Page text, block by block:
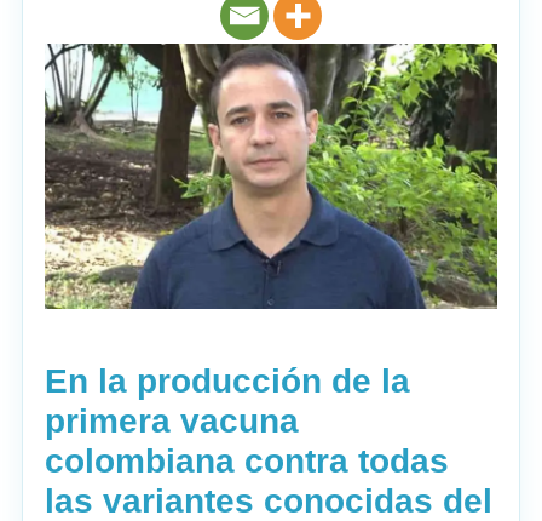
En la producción de la
primera vacuna
colombiana contra todas
las variantes conocidas del